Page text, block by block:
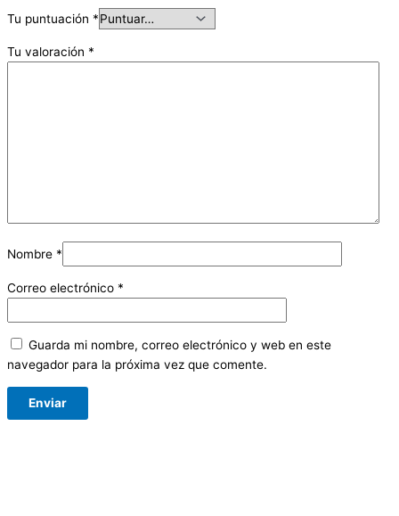
Tu puntuación *
Tu valoración *
Nombre *
Correo electrónico *
Guarda mi nombre, correo electrónico y web en este
navegador para la próxima vez que comente.